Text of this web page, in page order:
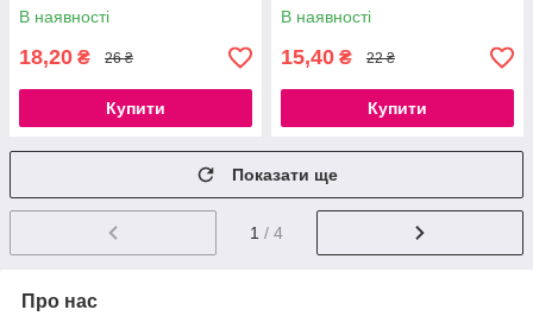
В наявності
18,20 ₴ 26 ₴
Купити
В наявності
15,40 ₴ 22 ₴
Купити
Показати ще
1 / 4
Про нас